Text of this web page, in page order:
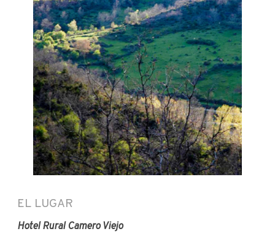
EL LUGAR
Hotel Rural Camero Viejo